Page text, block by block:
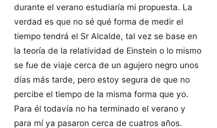
durante el verano estudiaría mi propuesta. La
verdad es que no sé qué forma de medir el
tiempo tendrá el Sr Alcalde, tal vez se base en
la teoría de la relatividad de Einstein o lo mismo
se fue de viaje cerca de un agujero negro unos
días más tarde, pero estoy segura de que no
percibe el tiempo de la misma forma que yo.
Para él todavía no ha terminado el verano y
para mí ya pasaron cerca de cuatros años.